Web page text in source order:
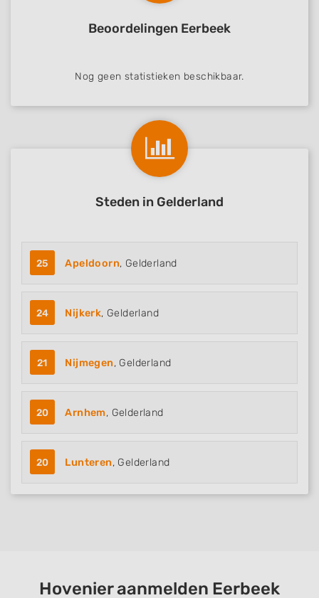
Beoordelingen Eerbeek
Nog geen statistieken beschikbaar.
Steden in Gelderland
25 Apeldoorn, Gelderland
24 Nijkerk, Gelderland
21 Nijmegen, Gelderland
20 Arnhem, Gelderland
20 Lunteren, Gelderland
Hovenier aanmelden Eerbeek